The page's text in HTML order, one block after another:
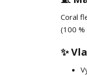
Coral
(100
✨